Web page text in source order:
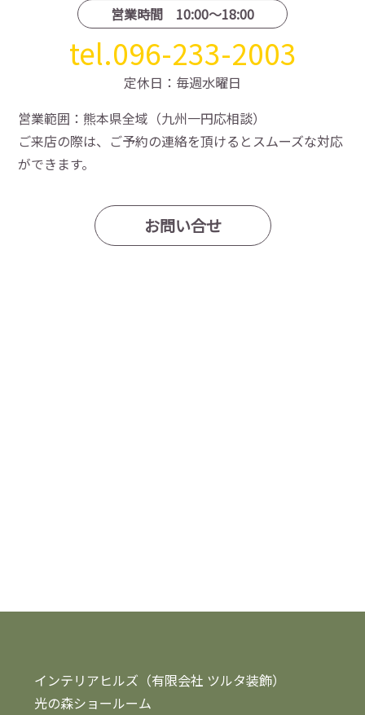
営業時間 10:00〜18:00
tel.096-233-2003
定休日：毎週水曜日
営業範囲：熊本県全域（九州一円応相談）
ご来店の際は、ご予約の連絡を頂けるとスムーズな対応
ができます。
お問い合せ
インテリアヒルズ（有限会社 ツルタ装飾）
光の森ショールーム